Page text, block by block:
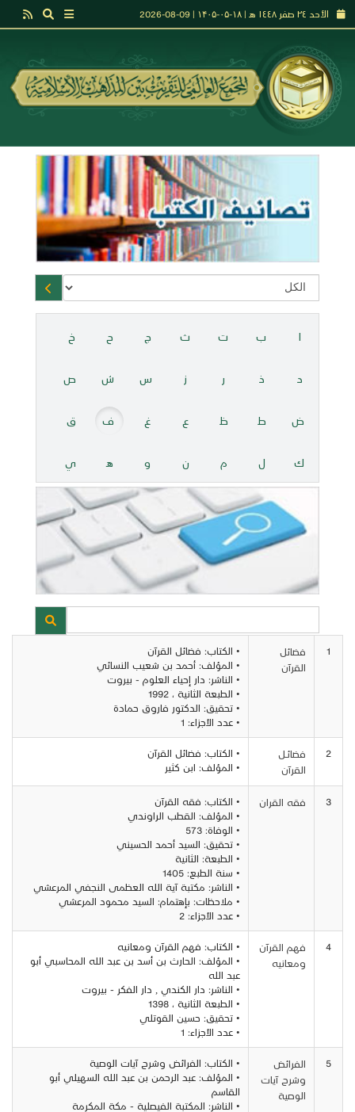
الأحد ٢٤ صفر ١٤٤٨ هـ | ۱۸-۰۵-۱۴۰۵ | 09-08-2026
ا ب ت ث ج ح خ
د ذ ر ز س ش ص
ض ط ظ ع غ ف ق
ك ل م ن و هـ ي
1
فضائل
القرآن
• الكتاب: فضائل القرآن
• المؤلف: أحمد بن شعيب النسائي
• الناشر: دار إحياء العلوم - بيروت
• الطبعة الثانية ، 1992
• تحقيق: الدكتور فاروق حمادة
• عدد الأجزاء: 1
2
فضائــل
القرآن
• الكتاب: فضائل القرآن
• المؤلف: ابن كثير
3 فقه القران
• الكتاب: فقه القرآن
• المؤلف: القطب الراوندي
• الوفاة: 573
• تحقيق: السيد أحمد الحسيني
• الطبعة: الثانية
• سنة الطبع: 1405
• الناشر: مكتبة آية الله العظمى النجفي المرعشي
• ملاحظات: بإهتمام: السيد محمود المرعشي
• عدد الأجزاء: 2
4
فهم القرآن
ومعانيه
• الكتاب: فهم القرآن ومعانيه
• المؤلف: الحارث بن أسد بن عبد الله المحاسبي أبو
عبد الله
• الناشر: دار الكندي , دار الفكر - بيروت
• الطبعة الثانية ، 1398
• تحقيق: حسين القوتلي
• عدد الأجزاء: 1
5
الفرائض
وشرح آيات
الوصية
• الكتاب: الفرائض وشرح آيات الوصية
• المؤلف: عبد الرحمن بن عبد الله السهيلي أبو
القاسم
• الناشر: المكتبة الفيصلية - مكة المكرمة